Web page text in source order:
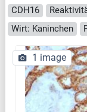
CDH16
Wirt: Kaninchen
1 image